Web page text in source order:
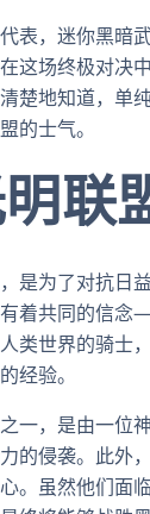
表，迷你黑暗
这场终极对决
楚地知道，单
的士气。
联
是为了对抗日
着共同的信念
类世界的骑士
经验。
一，是由一位
的侵袭。此外
。虽然他们面